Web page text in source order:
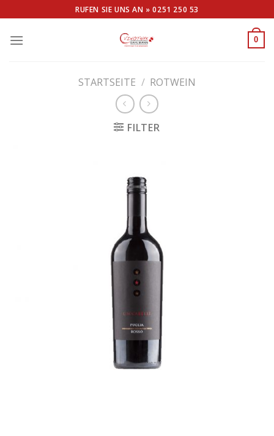
to
content
RUFEN SIE UNS AN »0251 250 53
0
STARTSEITE / ROTWEIN
FILTER